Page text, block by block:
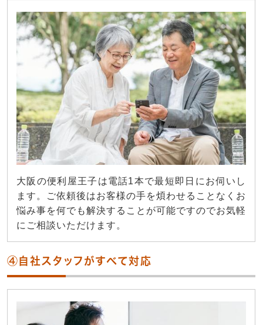
大阪の便利屋王子は電話1本で最短即日にお伺いし
ます。ご依頼後はお客様の手を煩わせることなくお
悩み事を何でも解決することが可能ですのでお気軽
にご相談いただけます。
④自社スタッフがすべて対応